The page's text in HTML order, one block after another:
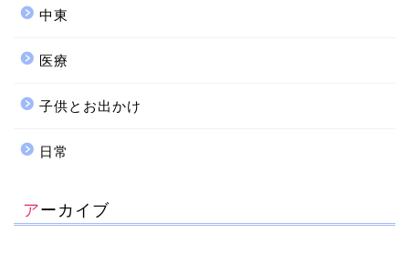
中東
医療
子供とお出かけ
日常
アーカイブ